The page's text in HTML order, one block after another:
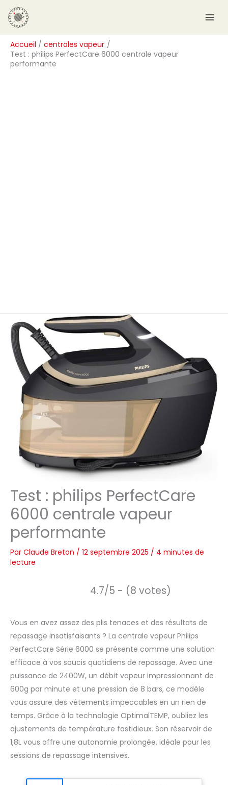
Aller
au
contenu
Accueil
centrales vapeur
Test : philips PerfectCare 6000 centrale vapeur
performante
Test : philips PerfectCare
6000 centrale vapeur
performante
Par Claude Breton / 12 septembre 2025 / 4 minutes de
lecture
4.7/5 - (8 votes)
Vous en avez assez des plis tenaces et des résultats de
repassage insatisfaisants ? La centrale vapeur Philips
PerfectCare Série 6000 se présente comme une solution
efficace à vos soucis quotidiens de repassage. Avec une
puissance de 2400W, un débit vapeur impressionnant de
600g par minute et une pression de 8 bars, ce modèle
vous assure des vêtements impeccables en un rien de
temps. Grâce à la technologie OptimalTEMP, oubliez les
ajustements de température fastidieux. Son réservoir de
1,8L vous offre une autonomie prolongée, idéale pour les
sessions de repassage intensives.
R
e
c
h
e